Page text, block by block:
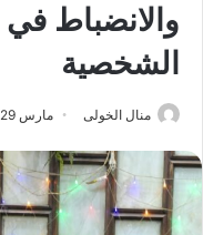
والانضباط
الشخصية
منال الخولى مارس 29, 2026